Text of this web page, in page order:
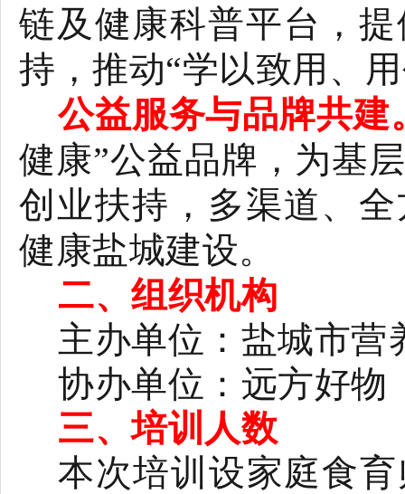
链及健康科普平台，
持，推动“学以致用、
公益服务与品牌共建
健康”公益品牌，为基
创业扶持，多渠道、
健康盐城建设。
二、组织机构
主办单位：盐城市营
协办单位：远方好物
三、培训人数
本次培训设家庭食